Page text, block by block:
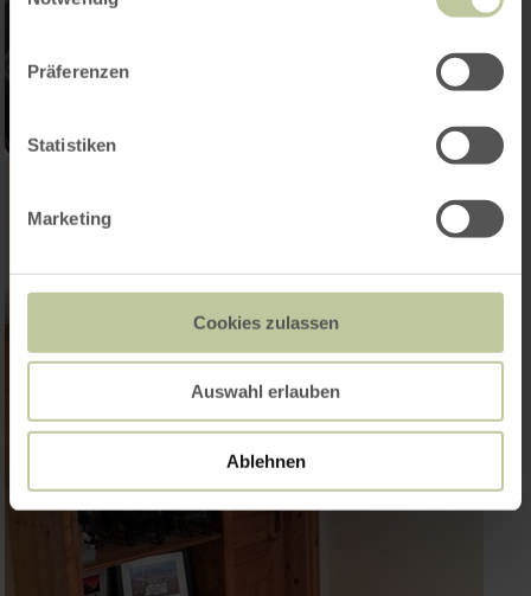
Präferenzen
Statistiken
Marketing
Cookies zulassen
Auswahl erlauben
Ablehnen